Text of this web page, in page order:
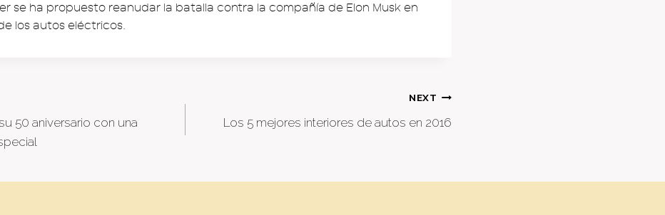
se ha propuesto reanudar la batalla contra la compañía de Elon Musk en
los autos eléctricos.
50 aniversario con una
NEXT
Los 5 mejores interiores de autos en 2016